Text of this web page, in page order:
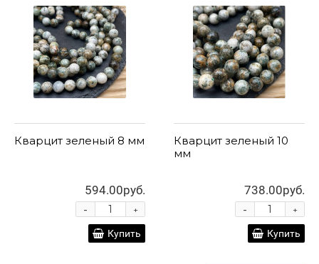
Кварцит зеленый 8 мм
594.00руб.
+
-
Купить
Кварцит зеленый 10
мм
738.00руб.
+
-
Купить